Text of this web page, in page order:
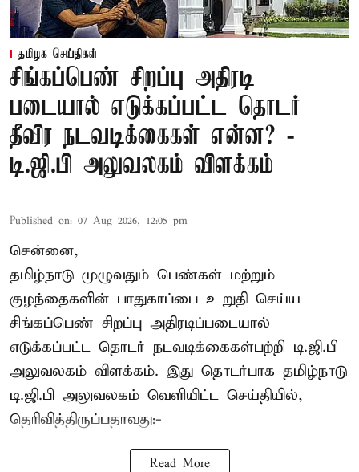
தமிழக செய்திகள்
சிங்கப்பெண் சிறப்பு அதிரடி
படையால் எடுக்கப்பட்ட தொடர்
தீவிர நடவடிக்கைகள் என்ன? -
டி.ஜி.பி அலுவலகம் விளக்கம்
Published on: 07 Aug 2026, 12:05 pm
சென்னை,
தமிழ்நாடு முழுவதும் பெண்கள் மற்றும்
குழந்தைகளின் பாதுகாப்பை உறுதி செய்ய
சிங்கப்பெண் சிறப்பு அதிரடிப்படையால்
எடுக்கப்பட்ட தொடர் நடவடிக்கைகள்பற்றி டி.ஜி.பி
அலுவலகம் விளக்கம். இது தொடர்பாக தமிழ்நாடு
டி.ஜி.பி அலுவலகம் வெளியிட்ட செய்தியில்,
தெரிவித்திருப்பதாவது:-
Read More